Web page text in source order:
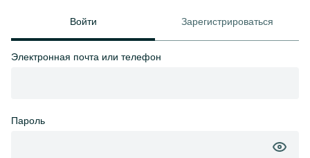
Войти Зарегистрироваться
Электронная почта или телефон
Пароль